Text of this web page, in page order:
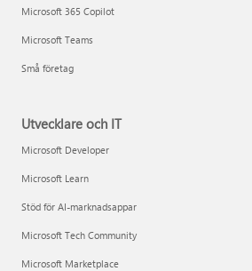
Microsoft 365 Copilot
Microsoft Teams
Små företag
Utvecklare och IT
Microsoft Developer
Microsoft Learn
Stöd för AI-marknadsappar
Microsoft Tech Community
Microsoft Marketplace